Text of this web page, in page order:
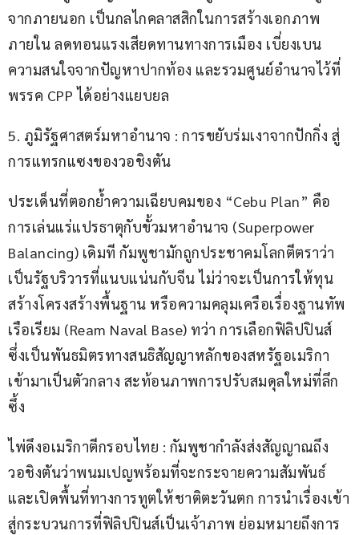
จากภายนอก เป็นกลไกคลาสสิกในการสร้างเอกภาพ
ภายใน ลดทอนแรงเสียดทานทางการเมือง เบี่ยงเบน
ความสนใจจากปัญหาปากท้อง และรวมศูนย์อำนาจไว้ที่
พรรค CPP ได้อย่างแยบยล
5. ภูมิรัฐศาสตร์มหาอำนาจ : การขยับร่มเงาจากปักกิ่ง สู่
การแทรกแซงของวอชิงตัน
ประเด็นที่ตอกย้ำความเฉียบคมของ “Cebu Plan” คือ
การเล่นแร่แปรธาตุกับขั้วมหาอำนาจ (Superpower
Balancing) เดิมที กัมพูชามักถูกประชาคมโลกตีตราว่า
เป็นรัฐบริวารที่แนบแน่นกับจีน ไม่ว่าจะเป็นการให้ทุน
สร้างโครงสร้างพื้นฐาน หรือความคลุมเครือเรื่องฐานทัพ
เรือเรียม (Ream Naval Base) ทว่า การเลือกฟิลิปปินส์
ซึ่งเป็นพันธมิตรทางสนธิสัญญาหลักของสหรัฐอเมริกา
เข้ามาเป็นตัวกลาง สะท้อนภาพการปรับสมดุลใหม่ที่ลึก
ซึ้ง
ไพ่ดึงอเมริกาตีกรอบไทย : กัมพูชากำลังส่งสัญญาณถึง
วอชิงตันว่าพนมเปญพร้อมที่จะกระจายความสัมพันธ์
และเปิดพื้นที่ทางการทูตให้ชาติตะวันตก การนำเรื่องเข้า
สู่กระบวนการที่ฟิลิปปินส์เป็นเจ้าภาพ ย่อมหมายถึงการ